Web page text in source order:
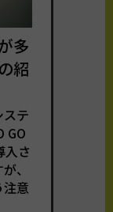
多
紹
テ
GO
入さ
、
意